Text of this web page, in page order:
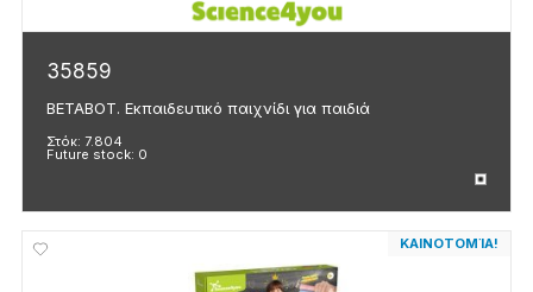
35859
BETABOT. Εκπαιδευτικό παιχνίδι για παιδιά
Στόκ: 7.804
Future stock: 0
ΚΑΙΝΟΤΟΜΊΑ!